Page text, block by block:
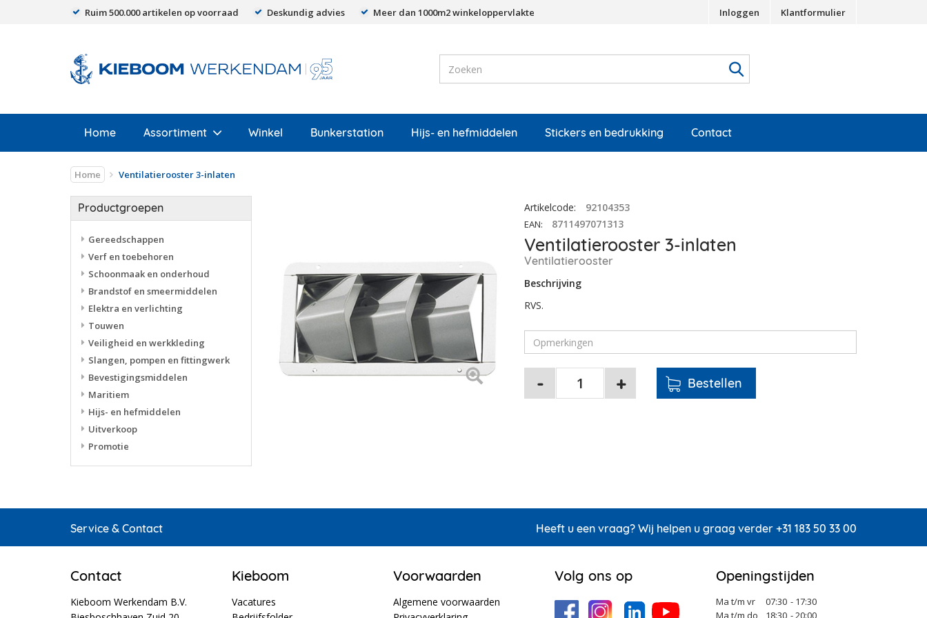
Ruim 500.000 artikelen op voorraad Deskundig advies Meer dan 1000m2 winkeloppervlakte Inloggen Klantformulier
Home Assortiment Winkel Bunkerstation Hijs- en hefmiddelen Stickers en bedrukking Contact
Home Ventilatierooster 3-inlaten
Productgroepen
Gereedschappen
Verf en toebehoren
Schoonmaak en onderhoud
Brandstof en smeermiddelen
Elektra en verlichting
Touwen
Veiligheid en werkkleding
Slangen, pompen en fittingwerk
Bevestigingsmiddelen
Maritiem
Hijs- en hefmiddelen
Uitverkoop
Promotie
Artikelcode: 92104353
EAN: 8711497071313
Ventilatierooster 3-inlaten
Ventilatierooster
Beschrijving
RVS.
Service & Contact Heeft u een vraag? Wij helpen u graag verder +31 183 50 33 00
Contact
Kieboom Werkendam B.V.
Kieboom
Vacatures
Voorwaarden
Algemene voorwaarden
Volg ons op Openingstijden
Ma t/m vr 07:30 - 17:30
Ma t/m do
18:30 - 20:00